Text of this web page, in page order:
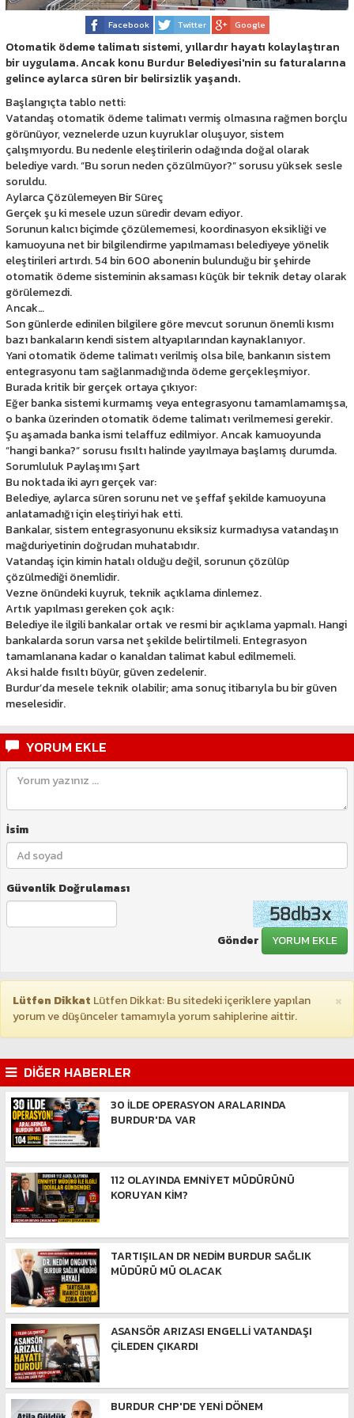
Facebook Twitter Google
Otomatik ödeme talimatı sistemi, yıllardır hayatı kolaylaştıran
bir uygulama. Ancak konu Burdur Belediyesi'nin su faturalarına
gelince aylarca süren bir belirsizlik yaşandı.
Başlangıçta tablo netti:
Vatandaş otomatik ödeme talimatı vermiş olmasına rağmen borçlu
görünüyor, veznelerde uzun kuyruklar oluşuyor, sistem
çalışmıyordu. Bu nedenle eleştirilerin odağında doğal olarak
belediye vardı. “Bu sorun neden çözülmüyor?” sorusu yüksek sesle
soruldu.
Aylarca Çözülemeyen Bir Süreç
Gerçek şu ki mesele uzun süredir devam ediyor.
Sorunun kalıcı biçimde çözülememesi, koordinasyon eksikliği ve
kamuoyuna net bir bilgilendirme yapılmaması belediyeye yönelik
eleştirileri artırdı. 54 bin 600 abonenin bulunduğu bir şehirde
otomatik ödeme sisteminin aksaması küçük bir teknik detay olarak
görülemezdi.
Ancak…
Son günlerde edinilen bilgilere göre mevcut sorunun önemli kısmı
bazı bankaların kendi sistem altyapılarından kaynaklanıyor.
Yani otomatik ödeme talimatı verilmiş olsa bile, bankanın sistem
entegrasyonu tam sağlanmadığında ödeme gerçekleşmiyor.
Burada kritik bir gerçek ortaya çıkıyor:
Eğer banka sistemi kurmamış veya entegrasyonu tamamlamamışsa,
o banka üzerinden otomatik ödeme talimatı verilmemesi gerekir.
Şu aşamada banka ismi telaffuz edilmiyor. Ancak kamuoyunda
“hangi banka?” sorusu fısıltı halinde yayılmaya başlamış durumda.
Sorumluluk Paylaşımı Şart
Bu noktada iki ayrı gerçek var:
Belediye, aylarca süren sorunu net ve şeffaf şekilde kamuoyuna
anlatamadığı için eleştiriyi hak etti.
Bankalar, sistem entegrasyonunu eksiksiz kurmadıysa vatandaşın
mağduriyetinin doğrudan muhatabıdır.
Vatandaş için kimin hatalı olduğu değil, sorunun çözülüp
çözülmediği önemlidir.
Vezne önündeki kuyruk, teknik açıklama dinlemez.
Artık yapılması gereken çok açık:
Belediye ile ilgili bankalar ortak ve resmi bir açıklama yapmalı. Hangi
bankalarda sorun varsa net şekilde belirtilmeli. Entegrasyon
tamamlanana kadar o kanaldan talimat kabul edilmemeli.
Aksi halde fısıltı büyür, güven zedelenir.
Burdur’da mesele teknik olabilir; ama sonuç itibarıyla bu bir güven
meselesidir.
YORUM EKLE
İsim
Güvenlik Doğrulaması
Gönder YORUM EKLE
×
Lütfen Dikkat Lütfen Dikkat: Bu sitedeki içeriklere yapılan
yorum ve düşünceler tamamıyla yorum sahiplerine aittir.
DİĞER HABERLER
30 İLDE OPERASYON ARALARINDA
BURDUR'DA VAR
112 OLAYINDA EMNİYET MÜDÜRÜNÜ
KORUYAN KİM?
TARTIŞILAN DR NEDİM BURDUR SAĞLIK
MÜDÜRÜ MÜ OLACAK
ASANSÖR ARIZASI ENGELLİ VATANDAŞI
ÇİLEDEN ÇIKARDI
BURDUR CHP'DE YENİ DÖNEM